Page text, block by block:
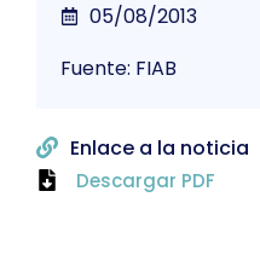
05/08/2013
Fuente: FIAB
Enlace a la noticia
Descargar PDF